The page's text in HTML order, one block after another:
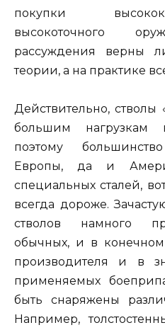
покупки
высокоточного
рассуждения верны
теории, а на практике
Действительно,
большим нагрузкам
поэтому
Европы, да и
специальных сталей,
всегда дороже.
стволов намного
обычных, и в конечном
производителя и в
применяемых
быть снаряжены
Например,